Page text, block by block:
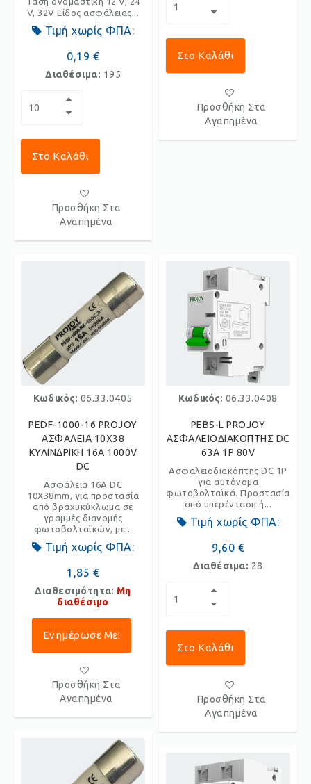
V, 32V Είδος ασφάλειας...
Τιμή χωρίς ΦΠΑ:
0,19 €
Διαθέσιμα: 195
Στο Καλάθι
Προσθήκη Στα
Αγαπημένα
Στο Καλάθι
Προσθήκη Στα
Αγαπημένα
Κωδικός: 06.33.0405
PEDF-1000-16 PROJOY
ΑΣΦΑΛΕΙΑ 10X38
ΚΥΛΙΝΔΡΙΚΗ 16A 1000V
DC
Ασφάλεια 16Α DC
10Χ38mm, για προστασία
από βραχυκύκλωμα σε
γραμμές διανομής
φωτοβολταϊκών, με...
Τιμή χωρίς ΦΠΑ:
1,85 €
Διαθεσιμότητα: Μη
διαθέσιμο
Ενημέρωσε Με!
Προσθήκη Στα
Αγαπημένα
Κωδικός: 06.33.0408
PEBS-L PROJOY
ΑΣΦΑΛΕΙΟΔΙΑΚΟΠΤΗΣ DC
63A 1P 80V
Ασφαλειοδιακόπτης DC 1P
για αυτόνομα
φωτοβολταϊκά. Προστασία
από υπερένταση ή...
Τιμή χωρίς ΦΠΑ:
9,60 €
Διαθέσιμα: 28
Στο Καλάθι
Προσθήκη Στα
Αγαπημένα